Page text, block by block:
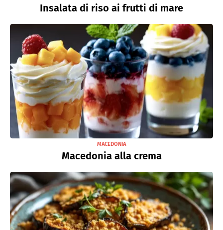
Insalata di riso ai frutti di mare
MACEDONIA
Macedonia alla crema